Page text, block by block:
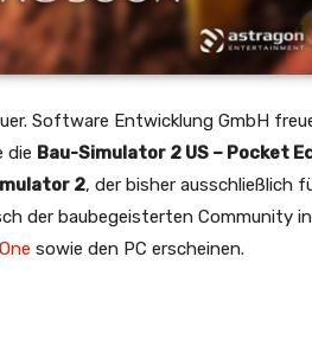
Software Entwicklung GmbH
die Bau-Simulator 2 US – Pocket
2, der bisher ausschließlich
der baubegeisterten Community
sowie den PC erscheinen.